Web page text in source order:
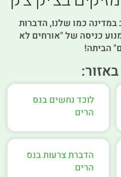
כמו שלנו, הדברות
כניסה של "אורחים לא
הביתה!
לוכד נחשים בנס
הרים
הדברת צרעות בנס
הרים